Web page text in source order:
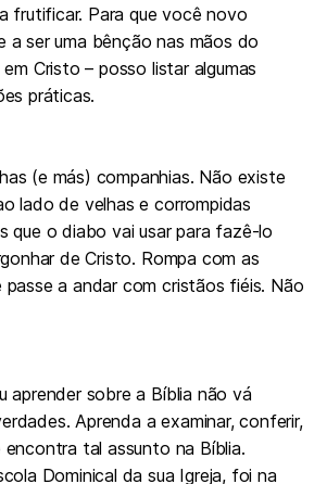
frutificar. Para que você novo
a ser uma bênção nas mãos do
Cristo – posso listar algumas
práticas.
(e más) companhias. Não existe
lado de velhas e corrompidas
que o diabo vai usar para fazê-lo
de Cristo. Rompa com as
passe a andar com cristãos fiéis. Não
aprender sobre a Bíblia não vá
Aprenda a examinar, conferir,
tal assunto na Bíblia.
Dominical da sua Igreja, foi na